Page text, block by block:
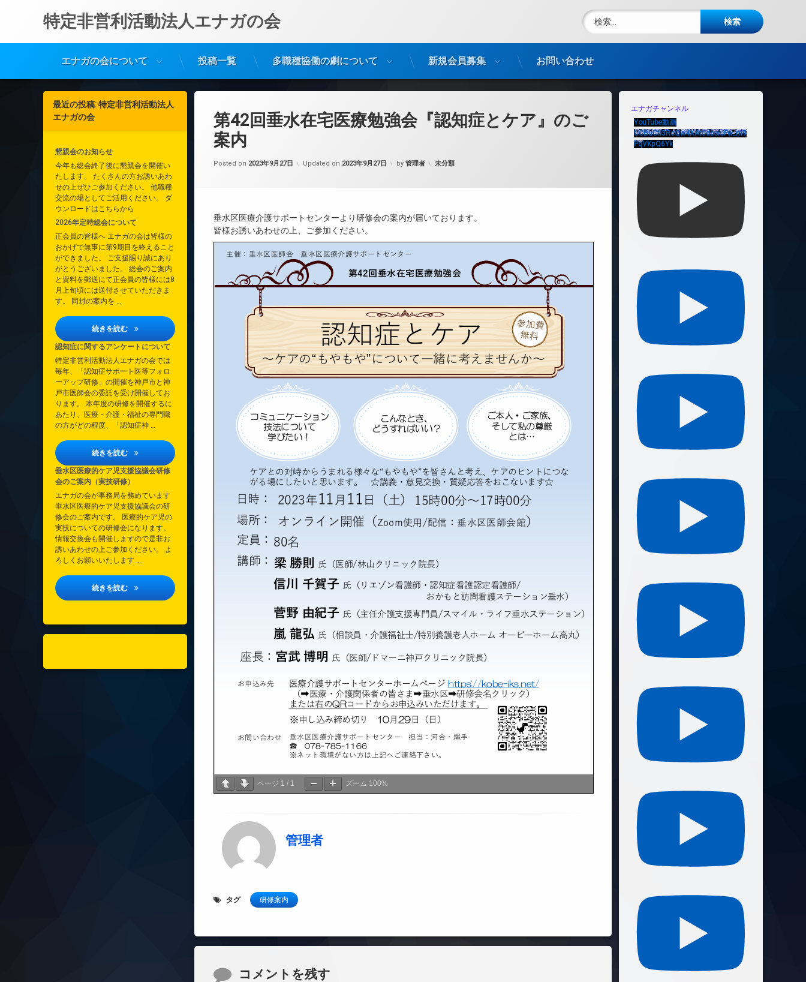
コ
特定非営利活動法人エナガの会 電話番号:
検索:
エナガの会について 投稿一覧 多職種協働の劇について 新規会員募集 お問い合わせ
第42回垂水在宅医療勉強会『認知症とケア』のご
案内
Posted on 2023年9月27日 Updated on 2023年9月27日 by 管理者 カテゴリー:
未分類
垂水区医療介護サポートセンターより研修会の案内が届いております。
皆様お誘いあわせの上、ご参加ください。
ページ 1 / 1 ズーム 100%
管理者
タグ 研修案内
コメントコメントを残す
最近の投稿: 特定非営利活動法人
エナガの会
懇親会のお知らせ
今年も総会終了後に懇親会を開催い
たします。 たくさんの方お誘いあわ
せの上ぜひご参加ください。 他職種
交流の場としてご活用ください。 ダ
ウンロードはこちらから
2026年定時総会について
正会員の皆様へ エナガの会は皆様の
おかげで無事に第9期目を終えること
ができました。 ご支援賜り誠にあり
がとうございました。 総会のご案内
と資料を郵送にて正会員の皆様には8
月上旬頃には送付させていただきま
す。 同封の案内を …
続きを読む 2026年定時総会について
認知症に関するアンケートについて
特定非営利活動法人エナガの会では
毎年、「認知症サポート医等フォロ
ーアップ研修」の開催を神戸市と神
戸市医師会の委託を受け開催してお
ります。 本年度の研修を開催するに
あたり、医療・介護・福祉の専門職
の方がどの程度、「認知症神 …
続きを読む 認知症に関するアンケートについて
垂水区医療的ケア児支援協議会研修
会のご案内（実技研修）
エナガの会が事務局を務めています
垂水区医療的ケア児支援協議会の研
修会のご案内です。 医療的ケア児の
実技についての研修会になります。
情報交換会も開催しますので是非お
誘いあわせの上ご参加ください。 よ
ろしくお願いいたします …
続きを読む 垂水区医療的ケア児支援協議会研修会のご案内（実技研修）
エナガチャンネル
YouTube動画
UCBuCtI3RcQw4XAt0dboiuFw_m9
PqVKpQ6Yk